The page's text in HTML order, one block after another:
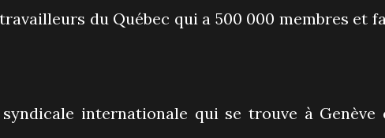
du Québec qui a 500 000 membres et
internationale qui se trouve à Genève